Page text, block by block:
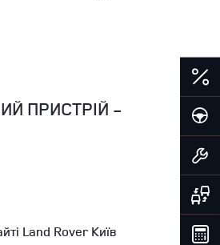
ПРИСТРІЙ -
Land Rover Київ